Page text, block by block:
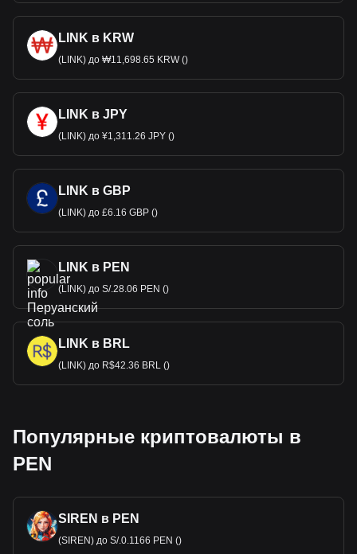
LINK в KRW
(LINK) до ₩11,698.65 KRW ()
LINK в JPY
(LINK) до ¥1,311.26 JPY ()
LINK в GBP
(LINK) до £6.16 GBP ()
LINK в PEN
(LINK) до S/.28.06 PEN ()
LINK в BRL
(LINK) до R$42.36 BRL ()
Популярные криптовалюты в
PEN
SIREN в PEN
(SIREN) до S/.0.1166 PEN ()